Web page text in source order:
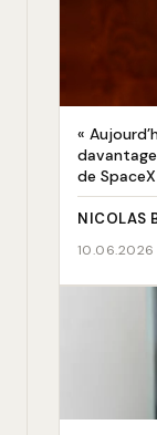
«
de
NICOLAS
10.06.2026